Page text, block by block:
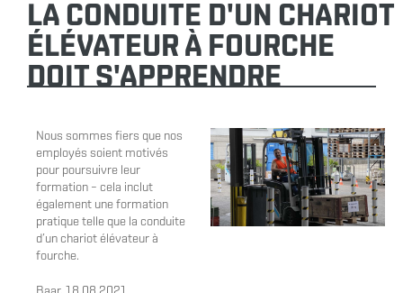
LA CONDUITE D'UN CHARIOT
ÉLÉVATEUR À FOURCHE
DOIT S'APPRENDRE
Nous sommes fiers que nos
employés soient motivés
pour poursuivre leur
formation – cela inclut
également une formation
pratique telle que la conduite
d’un chariot élévateur à
fourche.